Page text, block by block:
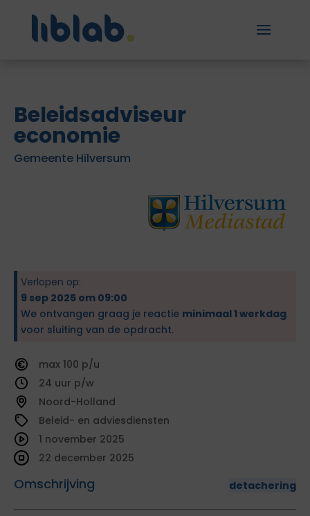
Beleidsadviseur
economie
Gemeente Hilversum
Verlopen op:
9 sep 2025 om 09:00
We ontvangen graag je reactie minimaal 1 werkdag
voor sluiting van de opdracht.
100
24
Noord-Holland
Beleid- en adviesdiensten
Omschrijving detachering
1 november 2025
22 december 2025